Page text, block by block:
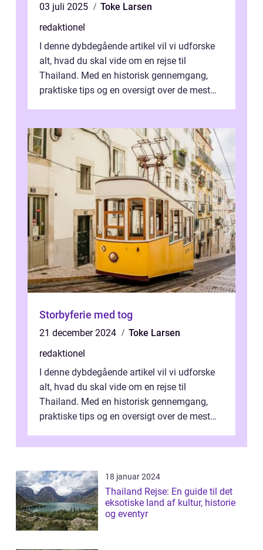
03 juli 2025
Toke Larsen
redaktionel
I denne dybdegående artikel vil vi udforske
alt, hvad du skal vide om en rejse til
Thailand. Med en historisk gennemgang,
praktiske tips og en oversigt over de mest
Storbyferie med tog
21 december 2024
Toke Larsen
redaktionel
I denne dybdegående artikel vil vi udforske
alt, hvad du skal vide om en rejse til
Thailand. Med en historisk gennemgang,
praktiske tips og en oversigt over de mest
18 januar 2024
Thailand Rejse: En guide til det
eksotiske land af kultur, historie
og eventyr